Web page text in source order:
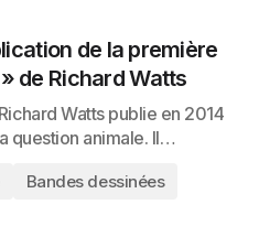
de la première
de Richard Watts
Watts publie en 2014
question animale. Il…
Bandes dessinées